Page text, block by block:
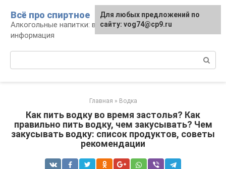
контенту
Всё про спиртное
Алкогольные напитки: виды, рецепты,
информация
Главная » Водка
Как пить водку во время застолья? Как
правильно пить водку, чем закусывать? Чем
закусывать водку: список продуктов, советы
рекомендации
Для любых предложений по
сайту: vog74@cp9.ru